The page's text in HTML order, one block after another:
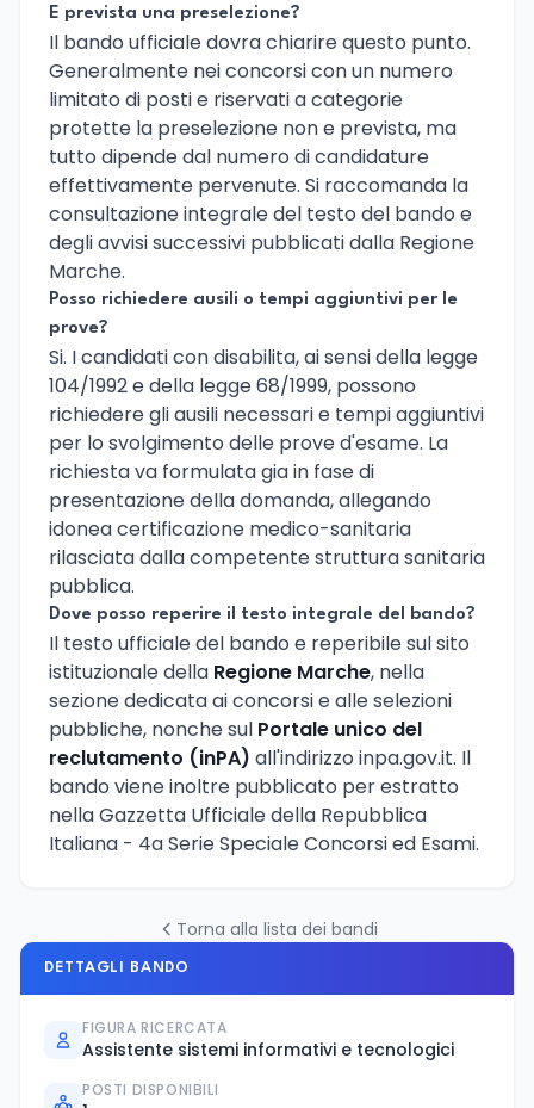
E prevista una preselezione?
Il bando ufficiale dovra chiarire questo punto.
Generalmente nei concorsi con un numero
limitato di posti e riservati a categorie
protette la preselezione non e prevista, ma
tutto dipende dal numero di candidature
effettivamente pervenute. Si raccomanda la
consultazione integrale del testo del bando e
degli avvisi successivi pubblicati dalla Regione
Marche.
Posso richiedere ausili o tempi aggiuntivi per le
prove?
Si. I candidati con disabilita, ai sensi della legge
104/1992 e della legge 68/1999, possono
richiedere gli ausili necessari e tempi aggiuntivi
per lo svolgimento delle prove d'esame. La
richiesta va formulata gia in fase di
presentazione della domanda, allegando
idonea certificazione medico-sanitaria
rilasciata dalla competente struttura sanitaria
pubblica.
Dove posso reperire il testo integrale del bando?
Il testo ufficiale del bando e reperibile sul sito
istituzionale della Regione Marche, nella
sezione dedicata ai concorsi e alle selezioni
pubbliche, nonche sul Portale unico del
reclutamento (inPA) all'indirizzo inpa.gov.it. Il
bando viene inoltre pubblicato per estratto
nella Gazzetta Ufficiale della Repubblica
Italiana - 4a Serie Speciale Concorsi ed Esami.
Torna alla lista dei bandi
DETTAGLI BANDO
FIGURA RICERCATA
Assistente sistemi informativi e tecnologici
POSTI DISPONIBILI